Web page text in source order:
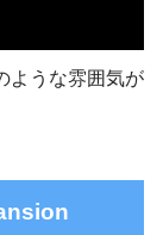
ような雰囲気が